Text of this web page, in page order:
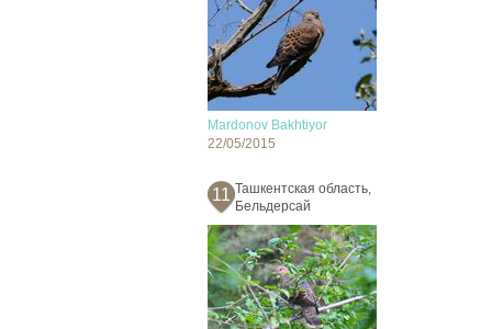
Mardonov Bakhtiyor
22/05/2015
11 Ташкентская область,
Бельдерсай